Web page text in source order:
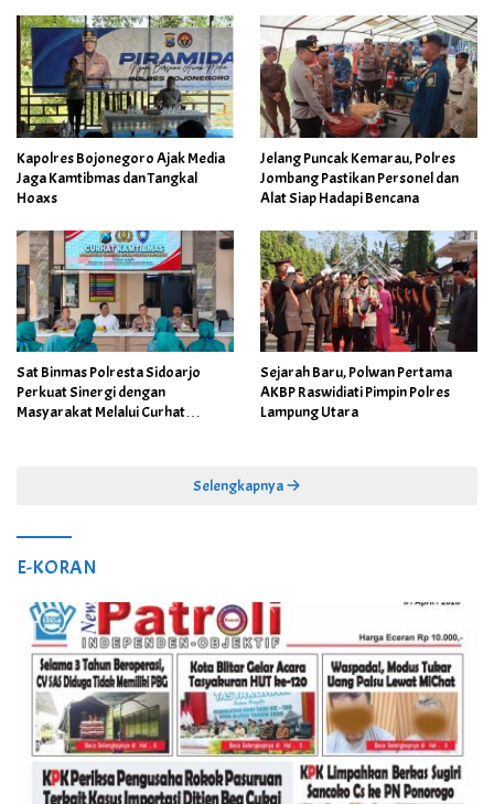
Kapolres Bojonegoro Ajak Media
Jaga Kamtibmas dan Tangkal
Hoaxs
Jelang Puncak Kemarau, Polres
Jombang Pastikan Personel dan
Alat Siap Hadapi Bencana
Sat Binmas Polresta Sidoarjo
Perkuat Sinergi dengan
Masyarakat Melalui Curhat
Sejarah Baru, Polwan Pertama
AKBP Raswidiati Pimpin Polres
Lampung Utara
Selengkapnya
E-KORAN